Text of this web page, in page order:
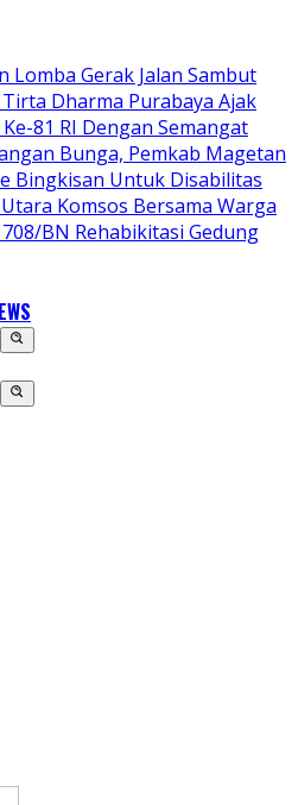
Gerak Jalan Sambut
Dharma Purabaya Ajak
81 RI Dengan Semangat
Bunga, Pemkab Magetan
Bingkisan Untuk Disabilitas
Komsos Bersama Warga
BN Rehabikitasi Gedung